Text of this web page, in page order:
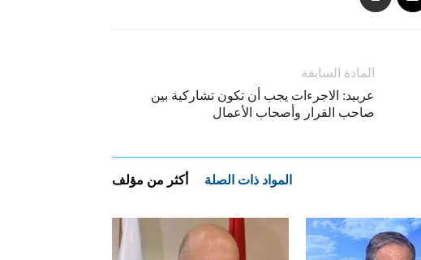
المادة السابقة
عربيد: الاجرءات يجب أن تكون تشاركية بين
صاحب القرار وأصحاب الأعمال
المواد ذات الصلة أكثر من مؤلف